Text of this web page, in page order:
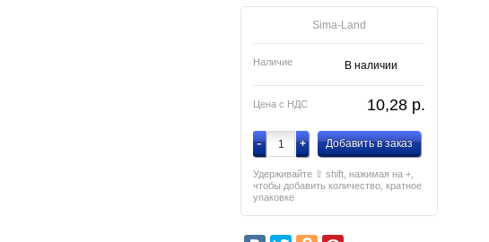
Sima-Land
Наличие В наличии
Цена с НДС 10,28 p.
- + Добавить в заказ
Удерживайте ⇧ shift, нажимая на +,
чтобы добавить количество, кратное
упаковке